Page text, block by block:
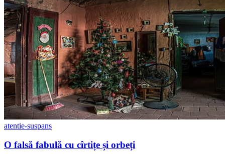
atentie-suspans
O falsă fabulă cu cîrtițe și orbeți